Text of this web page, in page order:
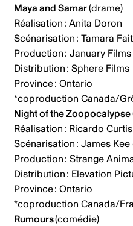
Maya and Samar(drame)
Réalisation : Anita Doron
Scénarisation : Tamara
Production : January
Distribution : Sphere Films
Province : Ontario
*coproduction Canada/
Night of the Zoopocalypse
Réalisation : Ricardo
Scénarisation : James
Production : Strange
Distribution : Elevation
Province : Ontario
*coproduction Canada/
Rumours(comédie)